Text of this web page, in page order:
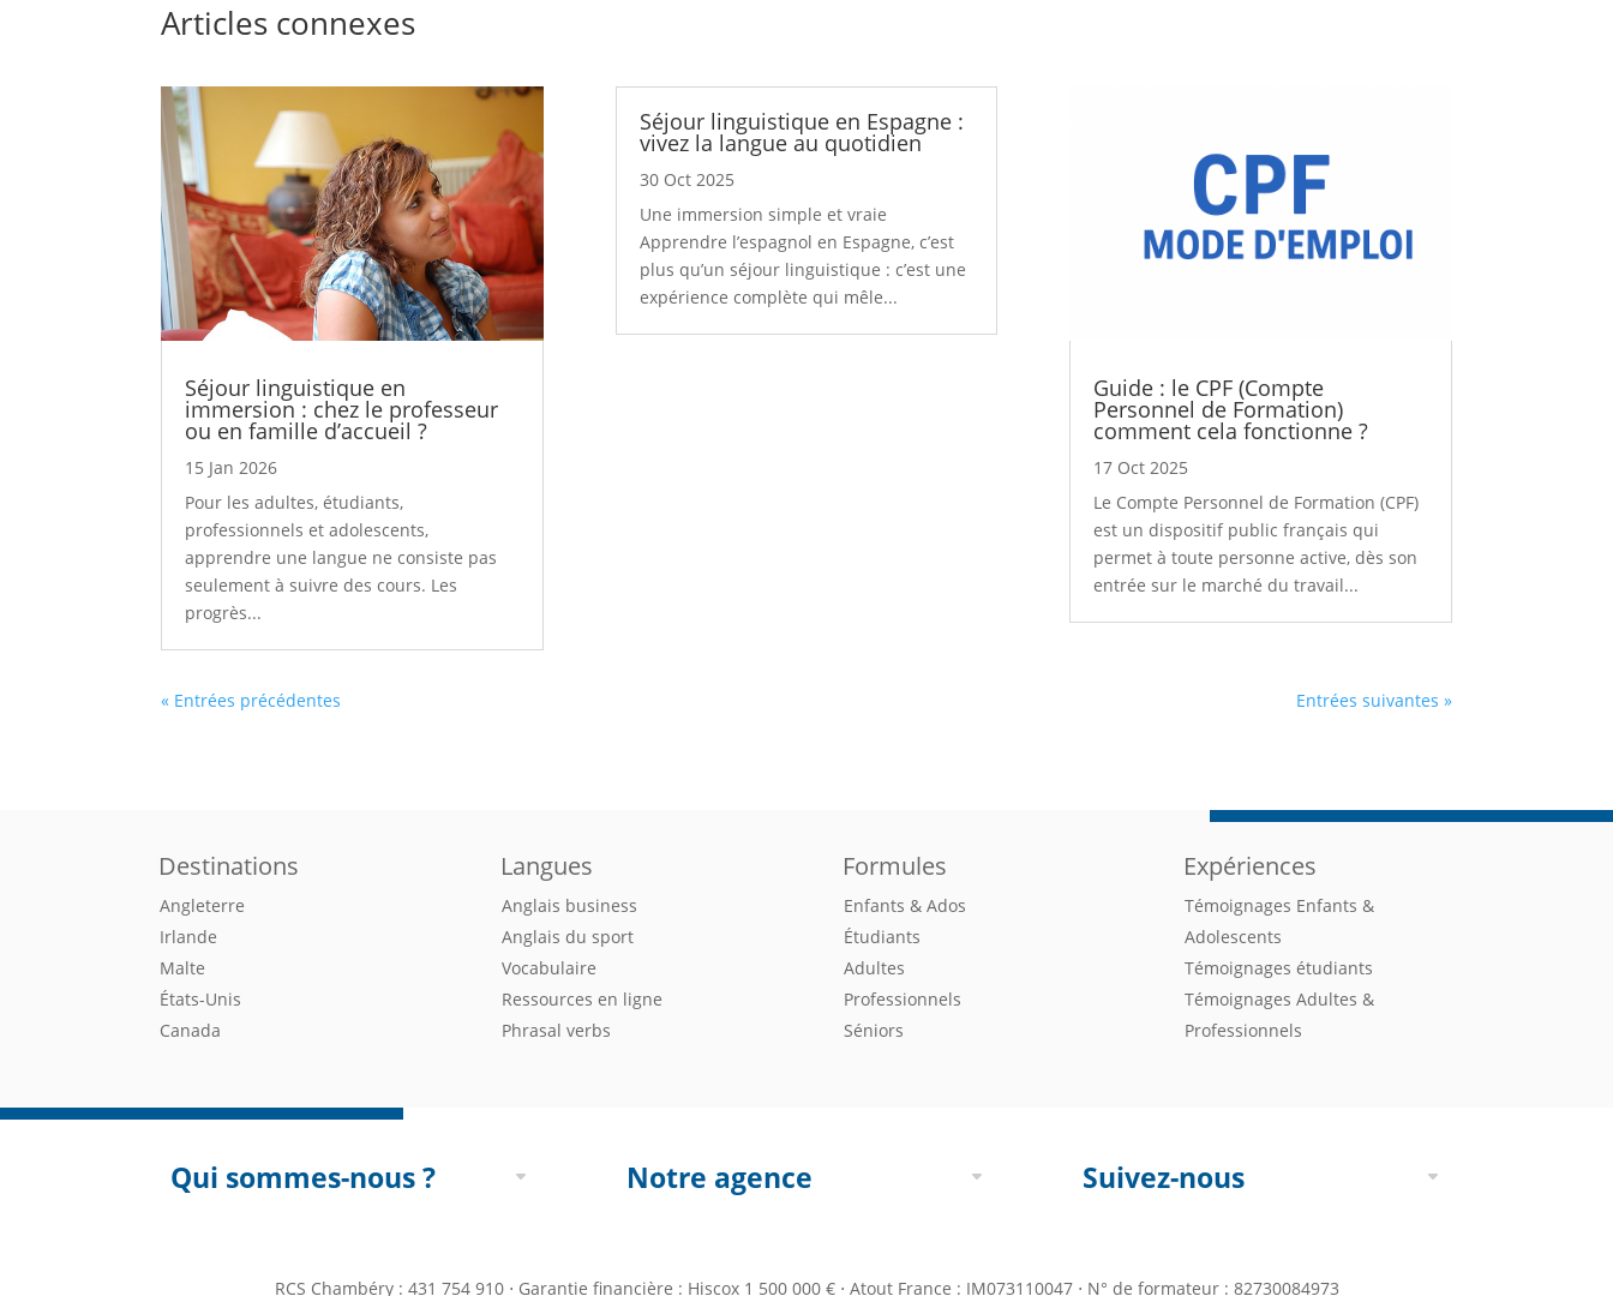
Articles connexes
Séjour linguistique en
immersion : chez le professeur
ou en famille d’accueil ?
15 Jan 2026
Pour les adultes, étudiants,
professionnels et adolescents,
apprendre une langue ne consiste pas
seulement à suivre des cours. Les
progrès...
Séjour linguistique en Espagne :
vivez la langue au quotidien
30 Oct 2025
Une immersion simple et vraie
Apprendre l’espagnol en Espagne, c’est
plus qu’un séjour linguistique : c’est une
expérience complète qui mêle...
Guide : le CPF (Compte
Personnel de Formation)
comment cela fonctionne ?
17 Oct 2025
Le Compte Personnel de Formation (CPF)
est un dispositif public français qui
permet à toute personne active, dès son
entrée sur le marché du travail...
« Entrées précédentes Entrées suivantes »
Destinations
Angleterre
Irlande
Malte
États-Unis
Canada
Langues
Anglais business
Anglais du sport
Vocabulaire
Ressources en ligne
Phrasal verbs
Formules
Enfants & Ados
Étudiants
Adultes
Professionnels
Séniors
Expériences
Témoignages Enfants &
Adolescents
Témoignages étudiants
Témoignages Adultes &
Professionnels
Qui sommes-nous ? Notre agence Suivez-nous
RCS Chambéry : 431 754 910 ⋅ Garantie financière : Hiscox 1 500 000 € ⋅ Atout France : IM073110047 ⋅ N° de formateur : 82730084973